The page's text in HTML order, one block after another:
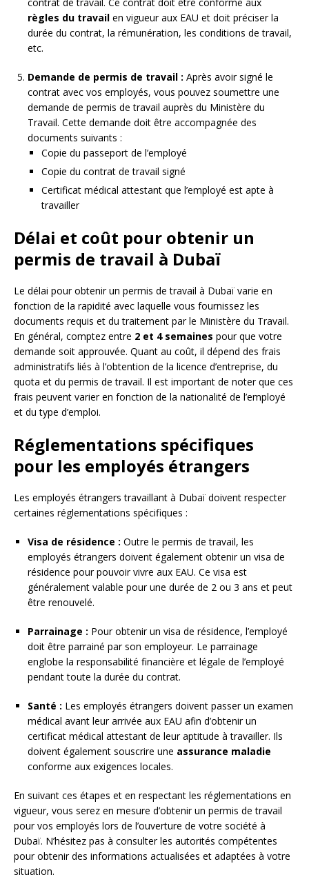
règles du travail en vigueur aux EAU et doit préciser la
durée du contrat, la rémunération, les conditions de travail,
etc.
Demande de permis de travail : Après avoir signé le
contrat avec vos employés, vous pouvez soumettre une
demande de permis de travail auprès du Ministère du
Travail. Cette demande doit être accompagnée des
documents suivants :
Copie du passeport de l’employé
Copie du contrat de travail signé
Certificat médical attestant que l’employé est apte à
travailler
Délai et coût pour obtenir un
permis de travail à Dubaï
Le délai pour obtenir un permis de travail à Dubaï varie en
fonction de la rapidité avec laquelle vous fournissez les
documents requis et du traitement par le Ministère du Travail.
En général, comptez entre 2 et 4 semaines pour que votre
demande soit approuvée. Quant au coût, il dépend des frais
administratifs liés à l’obtention de la licence d’entreprise, du
quota et du permis de travail. Il est important de noter que ces
frais peuvent varier en fonction de la nationalité de l’employé
et du type d’emploi.
Réglementations spécifiques
pour les employés étrangers
Les employés étrangers travaillant à Dubaï doivent respecter
certaines réglementations spécifiques :
Visa de résidence : Outre le permis de travail, les
employés étrangers doivent également obtenir un visa de
résidence pour pouvoir vivre aux EAU. Ce visa est
généralement valable pour une durée de 2 ou 3 ans et peut
être renouvelé.
Parrainage : Pour obtenir un visa de résidence, l’employé
doit être parrainé par son employeur. Le parrainage
englobe la responsabilité financière et légale de l’employé
pendant toute la durée du contrat.
Santé : Les employés étrangers doivent passer un examen
médical avant leur arrivée aux EAU afin d’obtenir un
certificat médical attestant de leur aptitude à travailler. Ils
doivent également souscrire une assurance maladie
conforme aux exigences locales.
En suivant ces étapes et en respectant les réglementations en
vigueur, vous serez en mesure d’obtenir un permis de travail
pour vos employés lors de l’ouverture de votre société à
Dubaï. N’hésitez pas à consulter les autorités compétentes
pour obtenir des informations actualisées et adaptées à votre
situation.